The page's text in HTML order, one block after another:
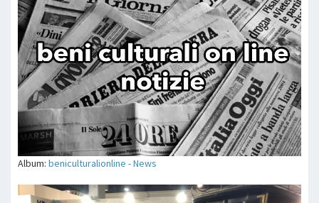
Album: beniculturalionline - News